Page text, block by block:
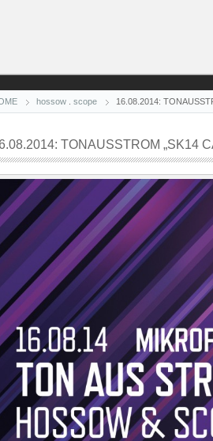
hossow scope 16.08.2014:
TONAUSSTROM „SK14